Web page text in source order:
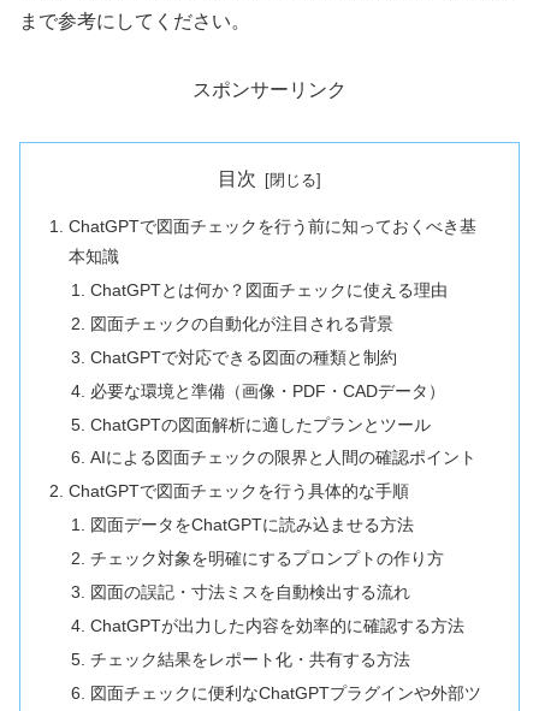
まで参考にしてください。
スポンサーリンク
目次
ChatGPTで図面チェックを行う前に知っておくべき基
本知識
ChatGPTとは何か？図面チェックに使える理由
図面チェックの自動化が注目される背景
ChatGPTで対応できる図面の種類と制約
必要な環境と準備（画像・PDF・CADデータ）
ChatGPTの図面解析に適したプランとツール
AIによる図面チェックの限界と人間の確認ポイント
ChatGPTで図面チェックを行う具体的な手順
図面データをChatGPTに読み込ませる方法
チェック対象を明確にするプロンプトの作り方
図面の誤記・寸法ミスを自動検出する流れ
ChatGPTが出力した内容を効率的に確認する方法
チェック結果をレポート化・共有する方法
図面チェックに便利なChatGPTプラグインや外部ツ